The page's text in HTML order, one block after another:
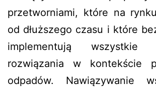
przetworniami, które na
od dłuższego czasu i które
implementują wszystkie
rozwiązania w kontekście
odpadów. Nawiązywanie